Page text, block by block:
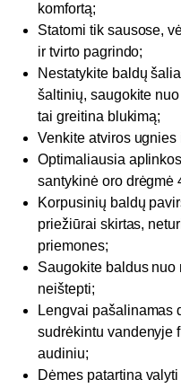
komfortą;
Statomi tik sausose,
ir tvirto pagrindo;
Nestatykite baldų
šaltinių, saugokite
tai greitina blukimą;
Venkite atviros ugnies
Optimaliausia
santykinė oro drėgmė
Korpusinių baldų
priežiūrai skirtas,
priemones;
Saugokite baldus
neištepti;
Lengvai pašalinamas
sudrėkintu vandenyje
audiniu;
Dėmes patartina